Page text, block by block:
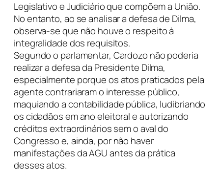
Legislativo e Judiciário que compõem a União.
No entanto, ao se analisar a defesa de Dilma,
observa-se que não houve o respeito à
integralidade dos requisitos.
Segundo o parlamentar, Cardozo não poderia
realizar a defesa da Presidente Dilma,
especialmente porque os atos praticados pela
agente contrariaram o interesse público,
maquiando a contabilidade pública, ludibriando
os cidadãos em ano eleitoral e autorizando
créditos extraordinários sem o aval do
Congresso e, ainda, por não haver
manifestações da AGU antes da prática
desses atos.